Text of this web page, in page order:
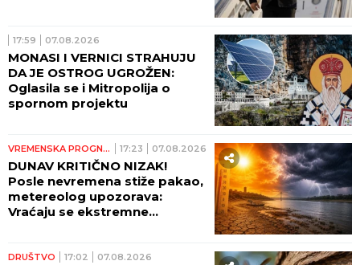
17:59 07.08.2026
MONASI I VERNICI STRAHUJU
DA JE OSTROG UGROŽEN:
Oglasila se i Mitropolija o
spornom projektu
VREMENSKA PROGNOZA 17:23 07.08.2026
DUNAV KRITIČNO NIZAK!
Posle nevremena stiže pakao,
metereolog upozorava:
Vraćaju se ekstremne
DRUŠTVO 17:02 07.08.2026